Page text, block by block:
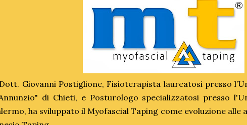
Giovanni Postiglione, Fisioterapista laureatosi presso
di Chieti, e Posturologo specializzatosi presso
ha sviluppato il Myofascial Taping come evoluzione alle